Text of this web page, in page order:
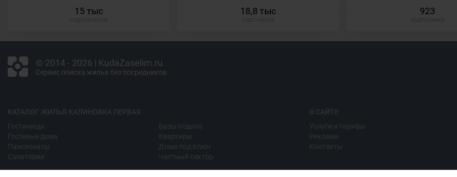
15 тыс 18,8 тыс 923
© 2014 - 2026 | KudaZaselim.ru
Сервис поиска жилья без посредников
КАТАЛОГ ЖИЛЬЯ КАЛИНОВКА ПЕРВАЯ
Гостиницы
Гостевые дома
Пансионаты
Санатории
Базы отдыха
Квартиры
Дома под ключ
Частный сектор
О САЙТЕ
Услуги и тарифы
Реклама
Контакты